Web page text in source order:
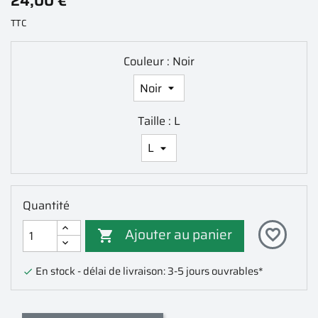
TTC
Couleur : Noir
Taille : L
Quantité
 Ajouter au panier favorite_border
 En stock - délai de livraison: 3-5 jours ouvrables*